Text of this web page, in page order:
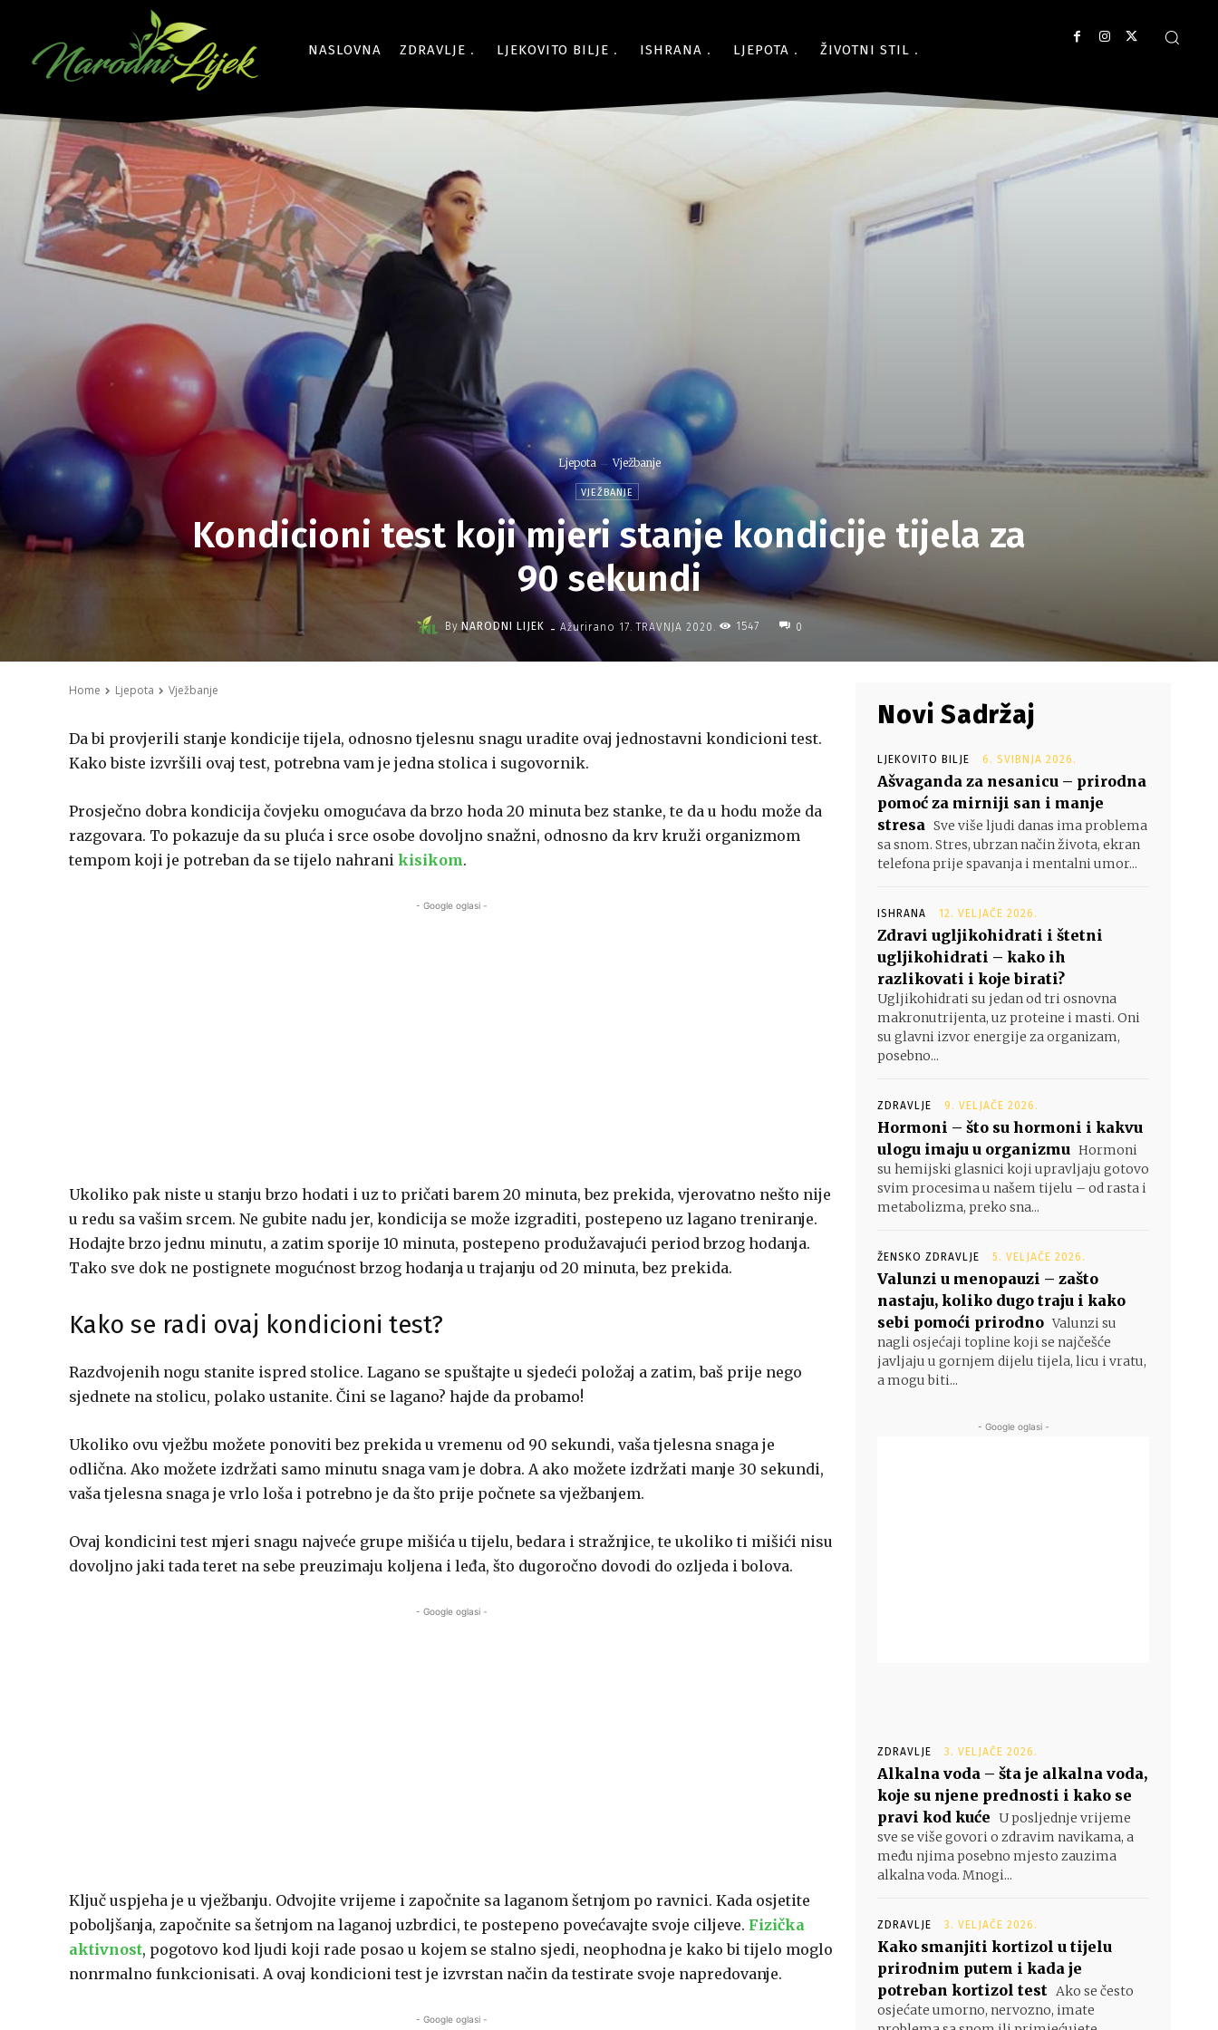
NASLOVNA ZDRAVLJE LJEKOVITO BILJE ISHRANA LJEPOTA ŽIVOTNI STIL
Ljepota Vježbanje
VJEŽBANJE
Kondicioni test koji mjeri stanje kondicije tijela za
90 sekundi
By NARODNI LIJEK - Ažurirano 17. TRAVNJA 2020. 1547 0
Home Ljepota Vježbanje
Da bi provjerili stanje kondicije tijela, odnosno tjelesnu snagu uradite ovaj jednostavni kondicioni test.
Kako biste izvršili ovaj test, potrebna vam je jedna stolica i sugovornik.
Prosječno dobra kondicija čovjeku omogućava da brzo hoda 20 minuta bez stanke, te da u hodu može da
razgovara. To pokazuje da su pluća i srce osobe dovoljno snažni, odnosno da krv kruži organizmom
tempom koji je potreban da se tijelo nahrani kisikom.
- Google oglasi -
Ukoliko pak niste u stanju brzo hodati i uz to pričati barem 20 minuta, bez prekida, vjerovatno nešto nije
u redu sa vašim srcem. Ne gubite nadu jer, kondicija se može izgraditi, postepeno uz lagano treniranje.
Hodajte brzo jednu minutu, a zatim sporije 10 minuta, postepeno produžavajući period brzog hodanja.
Tako sve dok ne postignete mogućnost brzog hodanja u trajanju od 20 minuta, bez prekida.
Kako se radi ovaj kondicioni test?
Razdvojenih nogu stanite ispred stolice. Lagano se spuštajte u sjedeći položaj a zatim, baš prije nego
sjednete na stolicu, polako ustanite. Čini se lagano? hajde da probamo!
Ukoliko ovu vježbu možete ponoviti bez prekida u vremenu od 90 sekundi, vaša tjelesna snaga je
odlična. Ako možete izdržati samo minutu snaga vam je dobra. A ako možete izdržati manje 30 sekundi,
vaša tjelesna snaga je vrlo loša i potrebno je da što prije počnete sa vježbanjem.
Ovaj kondicini test mjeri snagu najveće grupe mišića u tijelu, bedara i stražnjice, te ukoliko ti mišići nisu
dovoljno jaki tada teret na sebe preuzimaju koljena i leđa, što dugoročno dovodi do ozljeda i bolova.
- Google oglasi -
Ključ uspjeha je u vježbanju. Odvojite vrijeme i započnite sa laganom šetnjom po ravnici. Kada osjetite
poboljšanja, započnite sa šetnjom na laganoj uzbrdici, te postepeno povećavajte svoje ciljeve. Fizička
aktivnost, pogotovo kod ljudi koji rade posao u kojem se stalno sjedi, neophodna je kako bi tijelo moglo
nonrmalno funkcionisati. A ovaj kondicioni test je izvrstan način da testirate svoje napredovanje.
- Google oglasi -
Novi Sadržaj
LJEKOVITO BILJE 6. SVIBNJA 2026.
Ašvaganda za nesanicu – prirodna
pomoć za mirniji san i manje
stresa Sve više ljudi danas ima problema
sa snom. Stres, ubrzan način života, ekran
telefona prije spavanja i mentalni umor...
ISHRANA 12. VELJAČE 2026.
Zdravi ugljikohidrati i štetni
ugljikohidrati – kako ih
razlikovati i koje birati?
Ugljikohidrati su jedan od tri osnovna
makronutrijenta, uz proteine i masti. Oni
su glavni izvor energije za organizam,
posebno...
ZDRAVLJE 9. VELJAČE 2026.
Hormoni – što su hormoni i kakvu
ulogu imaju u organizmu Hormoni
su hemijski glasnici koji upravljaju gotovo
svim procesima u našem tijelu – od rasta i
metabolizma, preko sna...
ŽENSKO ZDRAVLJE 5. VELJAČE 2026.
Valunzi u menopauzi – zašto
nastaju, koliko dugo traju i kako
sebi pomoći prirodno Valunzi su
nagli osjećaji topline koji se najčešće
javljaju u gornjem dijelu tijela, licu i vratu,
a mogu biti...
- Google oglasi -
ZDRAVLJE 3. VELJAČE 2026.
Alkalna voda – šta je alkalna voda,
koje su njene prednosti i kako se
pravi kod kuće U posljednje vrijeme
sve se više govori o zdravim navikama, a
među njima posebno mjesto zauzima
alkalna voda. Mnogi...
ZDRAVLJE 3. VELJAČE 2026.
Kako smanjiti kortizol u tijelu
prirodnim putem i kada je
potreban kortizol test Ako se često
osjećate umorno, nervozno, imate